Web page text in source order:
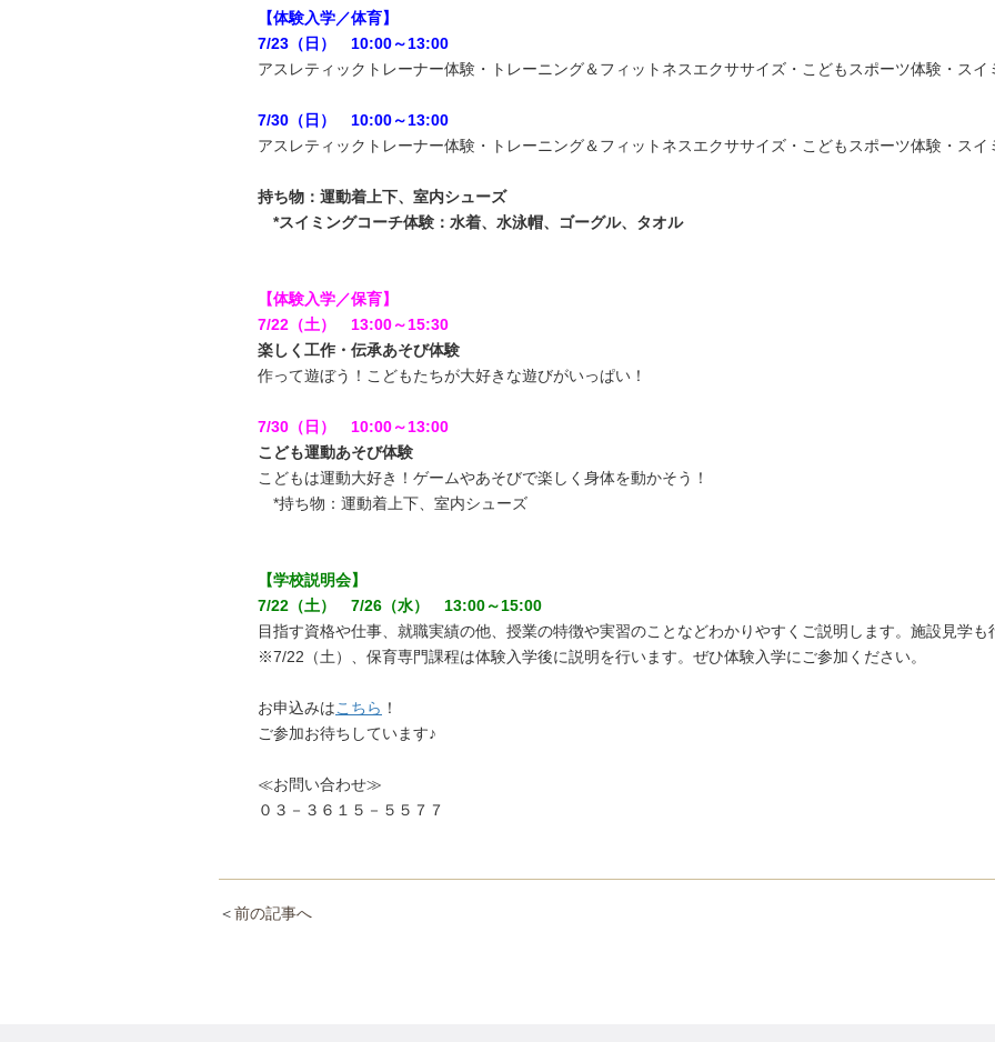
【体験入学／体育】
7/23（日） 10:00～13:00
アスレティックトレーナー体験・トレーニング＆フィットネスエクササイズ・こどもスポーツ体験・スイ
7/30（日） 10:00～13:00
アスレティックトレーナー体験・トレーニング＆フィットネスエクササイズ・こどもスポーツ体験・スイ
持ち物：運動着上下、室内シューズ
*スイミングコーチ体験：水着、水泳帽、ゴーグル、タオル
【体験入学／保育】
7/22（土） 13:00～15:30
楽しく工作・伝承あそび体験
作って遊ぼう！こどもたちが大好きな遊びがいっぱい！
7/30（日） 10:00～13:00
こども運動あそび体験
こどもは運動大好き！ゲームやあそびで楽しく身体を動かそう！
*持ち物：運動着上下、室内シューズ
【学校説明会】
7/22（土） 7/26（水） 13:00～15:00
目指す資格や仕事、就職実績の他、授業の特徴や実習のことなどわかりやすくご説明します。施設見学も
※7/22（土）、保育専門課程は体験入学後に説明を行います。ぜひ体験入学にご参加ください。
お申込みはこちら ！
ご参加お待ちしています♪
≪お問い合わせ≫
０３－３６１５－５５７７
＜前の記事へ